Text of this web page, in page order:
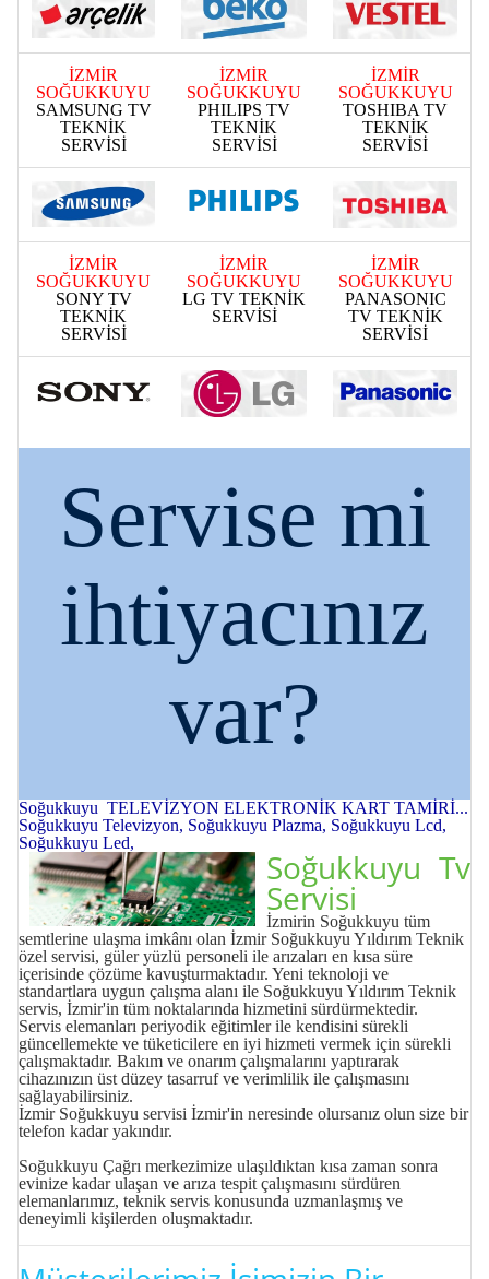
İZMİR
SOĞUKKUYU
SAMSUNG TV
TEKNİK
SERVİSİ
İZMİR
SOĞUKKUYU
PHILIPS TV
TEKNİK
SERVİSİ
İZMİR
SOĞUKKUYU
TOSHIBA TV
TEKNİK
SERVİSİ
İZMİR
SOĞUKKUYU
SONY TV
TEKNİK
SERVİSİ
İZMİR
SOĞUKKUYU
LG TV TEKNİK
SERVİSİ
İZMİR
SOĞUKKUYU
PANASONIC
TV TEKNİK
SERVİSİ
Servise mi
ihtiyacınız
var?
Soğukkuyu TELEVİZYON ELEKTRONİK KART TAMİRİ...
Soğukkuyu Televizyon, Soğukkuyu Plazma, Soğukkuyu Lcd,
Soğukkuyu Led,
Soğukkuyu Tv
Servisi
İzmirin Soğukkuyu tüm
semtlerine ulaşma imkânı olan İzmir Soğukkuyu Yıldırım Teknik
özel servisi, güler yüzlü personeli ile arızaları en kısa süre
içerisinde çözüme kavuşturmaktadır. Yeni teknoloji ve
standartlara uygun çalışma alanı ile Soğukkuyu Yıldırım Teknik
servis, İzmir'in tüm noktalarında hizmetini sürdürmektedir.
Servis elemanları periyodik eğitimler ile kendisini sürekli
güncellemekte ve tüketicilere en iyi hizmeti vermek için sürekli
çalışmaktadır. Bakım ve onarım çalışmalarını yaptırarak
cihazınızın üst düzey tasarruf ve verimlilik ile çalışmasını
sağlayabilirsiniz.
İzmir Soğukkuyu servisi İzmir'in neresinde olursanız olun size bir
telefon kadar yakındır.
Soğukkuyu Çağrı merkezimize ulaşıldıktan kısa zaman sonra
evinize kadar ulaşan ve arıza tespit çalışmasını sürdüren
elemanlarımız, teknik servis konusunda uzmanlaşmış ve
deneyimli kişilerden oluşmaktadır.